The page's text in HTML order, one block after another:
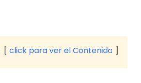
click para ver el Contenido